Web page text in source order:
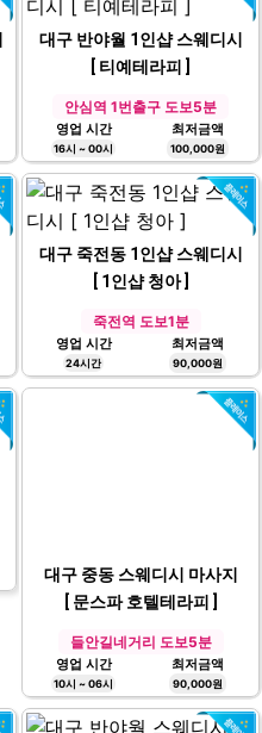
대구 반야월 1인샵 스웨디시
[ 티예테라피 ]
안심역 1번출구 도보5분
영업 시간
16시 ~ 00시
최저금액
100,000원
대구 죽전동 1인샵 스웨디시
[ 1인샵 청아 ]
죽전역 도보1분
영업 시간
24시간
최저금액
90,000원
대구 중동 스웨디시 마사지
[ 문스파 호텔테라피 ]
들안길네거리 도보5분
영업 시간
10시 ~ 06시
최저금액
90,000원